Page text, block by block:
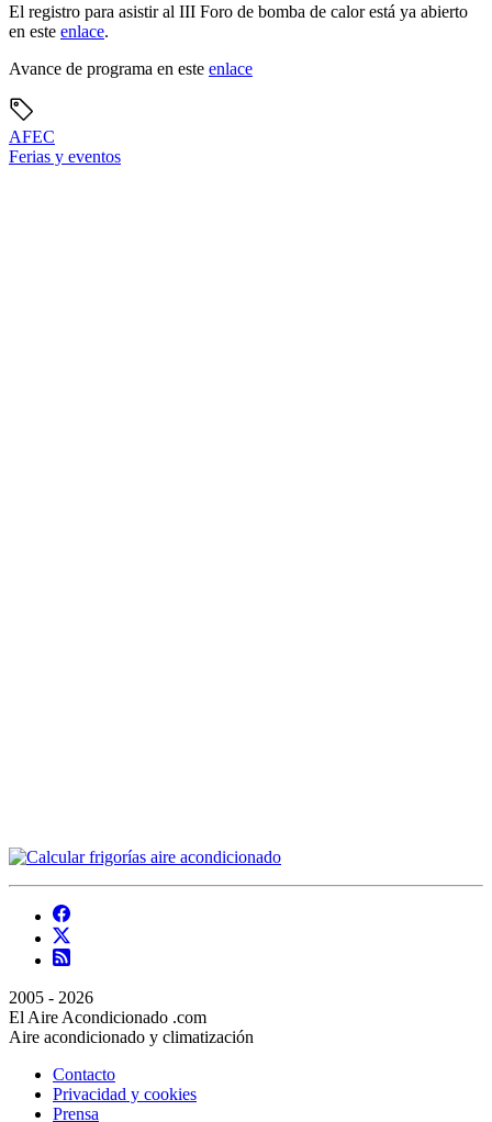
El registro para asistir al III Foro de bomba de calor está ya abierto
en este enlace.
Avance de programa en este enlace
AFEC
Ferias y eventos
2005 - 2026
El Aire Acondicionado .com
Aire acondicionado y climatización
Contacto
Privacidad y cookies
Prensa